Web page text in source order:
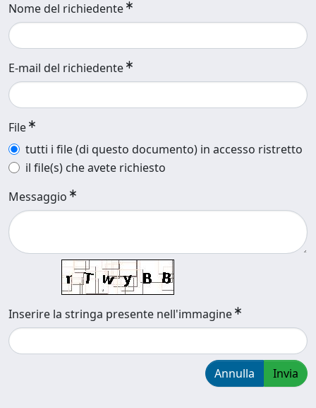
Nome del richiedente
E-mail del richiedente
File
tutti i file (di questo documento) in accesso ristretto
il file(s) che avete richiesto
Messaggio
Inserire la stringa presente nell'immagine
Annulla Invia